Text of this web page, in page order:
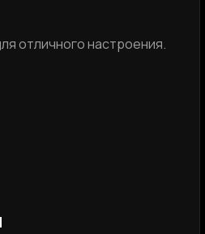
отличного настроения.